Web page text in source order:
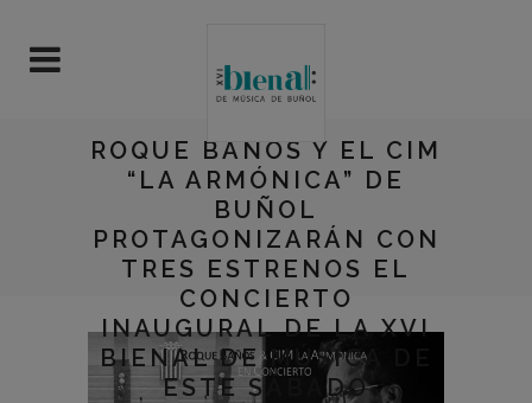
ROQUE BAÑOS Y EL CIM
“LA ARMÓNICA” DE
BUÑOL
PROTAGONIZARÁN CON
TRES ESTRENOS EL
CONCIERTO
INAUGURAL DE LA XVI
BIENAL DE MÚSICA DE
ESTE SÁBADO